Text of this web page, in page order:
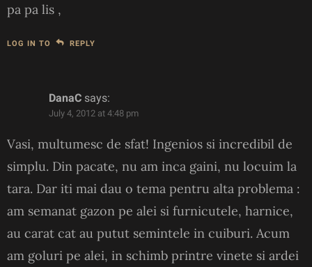
pa pa lis ,
LOG IN TO REPLY
DanaC says:
July 4, 2012 at 4:48 pm
Vasi, multumesc de sfat! Ingenios si incredibil de
simplu. Din pacate, nu am inca gaini, nu locuim la
tara. Dar iti mai dau o tema pentru alta problema :
am semanat gazon pe alei si furnicutele, harnice,
au carat cat au putut semintele in cuiburi. Acum
am goluri pe alei, in schimb printre vinete si ardei